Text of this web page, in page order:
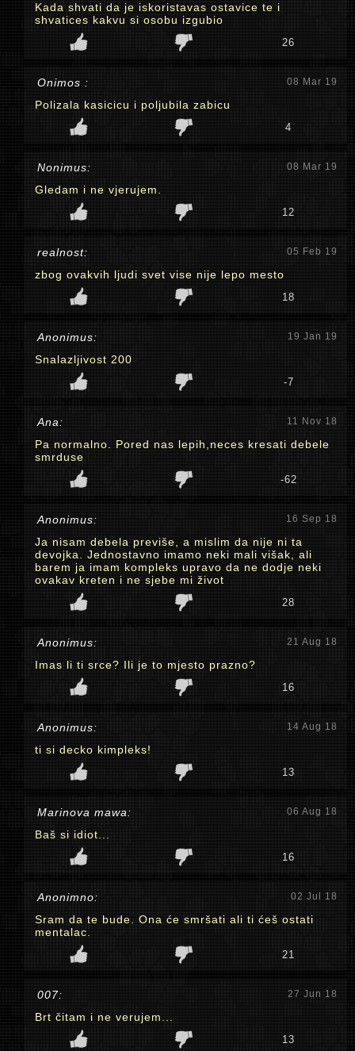
Kada shvati da je iskoristavas ostavice te i
shvatices kakvu si osobu izgubio
26
Onimos : 08 Mar 19
Polizala kasicicu i poljubila zabicu
4
Nonimus: 08 Mar 19
Gledam i ne vjerujem.
12
realnost: 05 Feb 19
zbog ovakvih ljudi svet vise nije lepo mesto
18
Anonimus: 19 Jan 19
Snalazljivost 200
-7
Ana: 11 Nov 18
Pa normalno. Pored nas lepih,neces kresati debele
smrduse
-62
Anonimus: 16 Sep 18
Ja nisam debela previše, a mislim da nije ni ta
devojka. Jednostavno imamo neki mali višak, ali
barem ja imam kompleks upravo da ne dodje neki
ovakav kreten i ne sjebe mi život
28
Anonimus: 21 Aug 18
Imas li ti srce? Ili je to mjesto prazno?
16
Anonimus: 14 Aug 18
ti si decko kimpleks!
13
Marinova mawa: 06 Aug 18
Baš si idiot...
16
Anonimno: 02 Jul 18
Sram da te bude. Ona će smršati ali ti ćeš ostati
mentalac.
21
007: 27 Jun 18
Brt čitam i ne verujem...
13